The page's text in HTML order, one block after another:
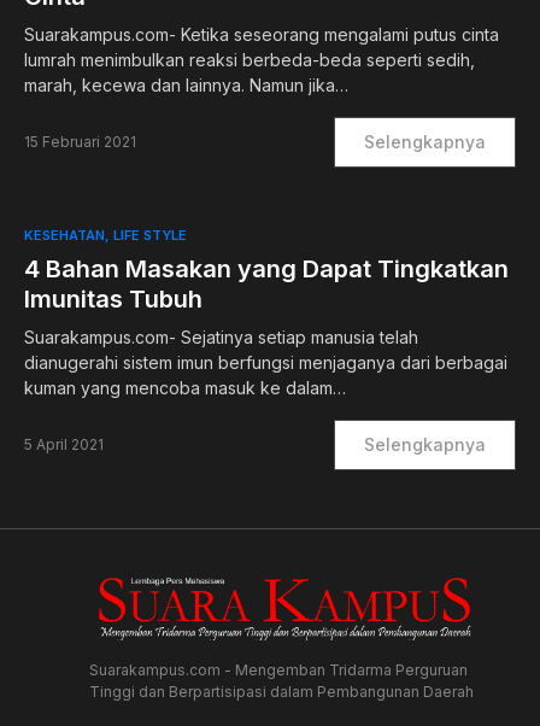
Suarakampus.com- Ketika seseorang mengalami putus cinta
lumrah menimbulkan reaksi berbeda-beda seperti sedih,
marah, kecewa dan lainnya. Namun jika…
15 Februari 2021 Selengkapnya
KESEHATAN LIFE STYLE
4 Bahan Masakan yang Dapat Tingkatkan
Imunitas Tubuh
Suarakampus.com- Sejatinya setiap manusia telah
dianugerahi sistem imun berfungsi menjaganya dari berbagai
kuman yang mencoba masuk ke dalam…
5 April 2021 Selengkapnya
Suarakampus.com - Mengemban Tridarma Perguruan
Tinggi dan Berpartisipasi dalam Pembangunan Daerah